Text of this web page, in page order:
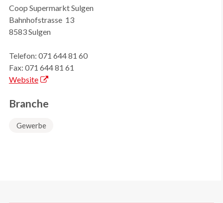
Coop Supermarkt Sulgen
Bahnhofstrasse 13
8583 Sulgen
Telefon: 071 644 81 60
Fax: 071 644 81 61
Website
Branche
Gewerbe